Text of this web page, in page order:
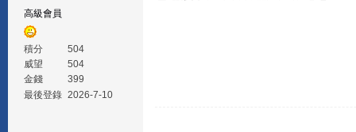
高級會員
積分
504
威望
504
金錢
399
最後登錄 2026-7-10